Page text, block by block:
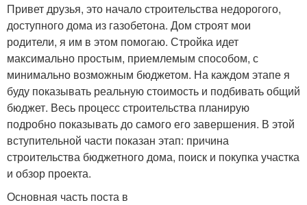
Привет друзья, это начало строительства недорогого,
доступного дома из газобетона. Дом строят мои
родители, я им в этом помогаю. Стройка идет
максимально простым, приемлемым способом, с
минимально возможным бюджетом. На каждом этапе я
буду показывать реальную стоимость и подбивать общий
бюджет. Весь процесс строительства планирую
подробно показывать до самого его завершения. В этой
вступительной части показан этап: причина
строительства бюджетного дома, поиск и покупка участка
и обзор проекта.
Основная часть поста в